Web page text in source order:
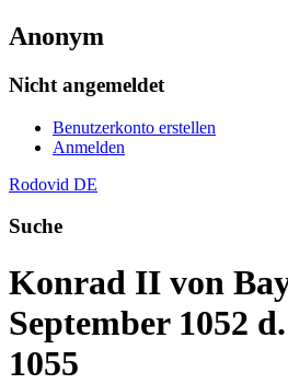
Anonym
Nicht angemeldet
Benutzerkonto erstellen
Anmelden
Rodovid DE
Suche
Konrad II von
September 1052
1055